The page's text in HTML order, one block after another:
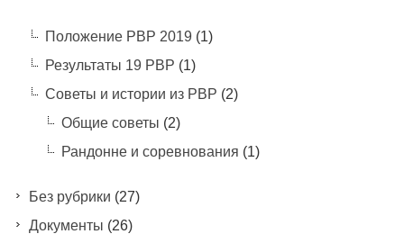
Положение РВР 2019 (1)
Результаты 19 РВР (1)
Советы и истории из РВР (2)
Общие советы (2)
Рандонне и соревнования (1)
Без рубрики (27)
Документы (26)